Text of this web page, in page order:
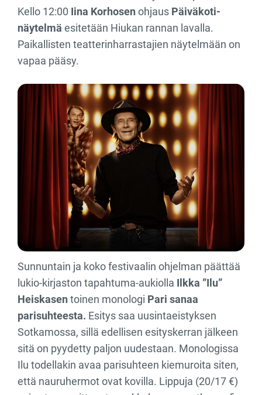
Kello 12:00 Iina Korhosen ohjaus Päiväkoti-
näytelmä esitetään Hiukan rannan lavalla.
Paikallisten teatterinharrastajien näytelmään on
vapaa pääsy.
Sunnuntain ja koko festivaalin ohjelman päättää
lukio-kirjaston tapahtuma-aukiolla Ilkka ”Ilu”
Heiskasen toinen monologi Pari sanaa
parisuhteesta. Esitys saa uusintaeistyksen
Sotkamossa, sillä edellisen esityskerran jälkeen
sitä on pyydetty paljon uudestaan. Monologissa
Ilu todellakin avaa parisuhteen kiemuroita siten,
että nauruhermot ovat kovilla. Lippuja (20/17 €)